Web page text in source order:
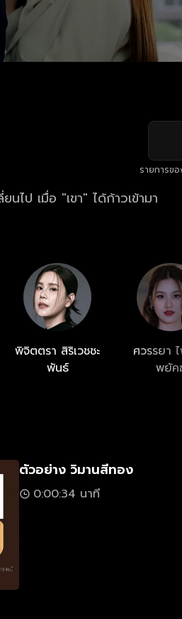
รายการข
ป เมื่อ "เขา" ได้ก้าวเข้ามา
พิจิตตรา สิริเวชชะ
พันธ์
ศวรรยา
พยัค
ตัวอย่าง วิมานสีทอง
0:00:34 นาที